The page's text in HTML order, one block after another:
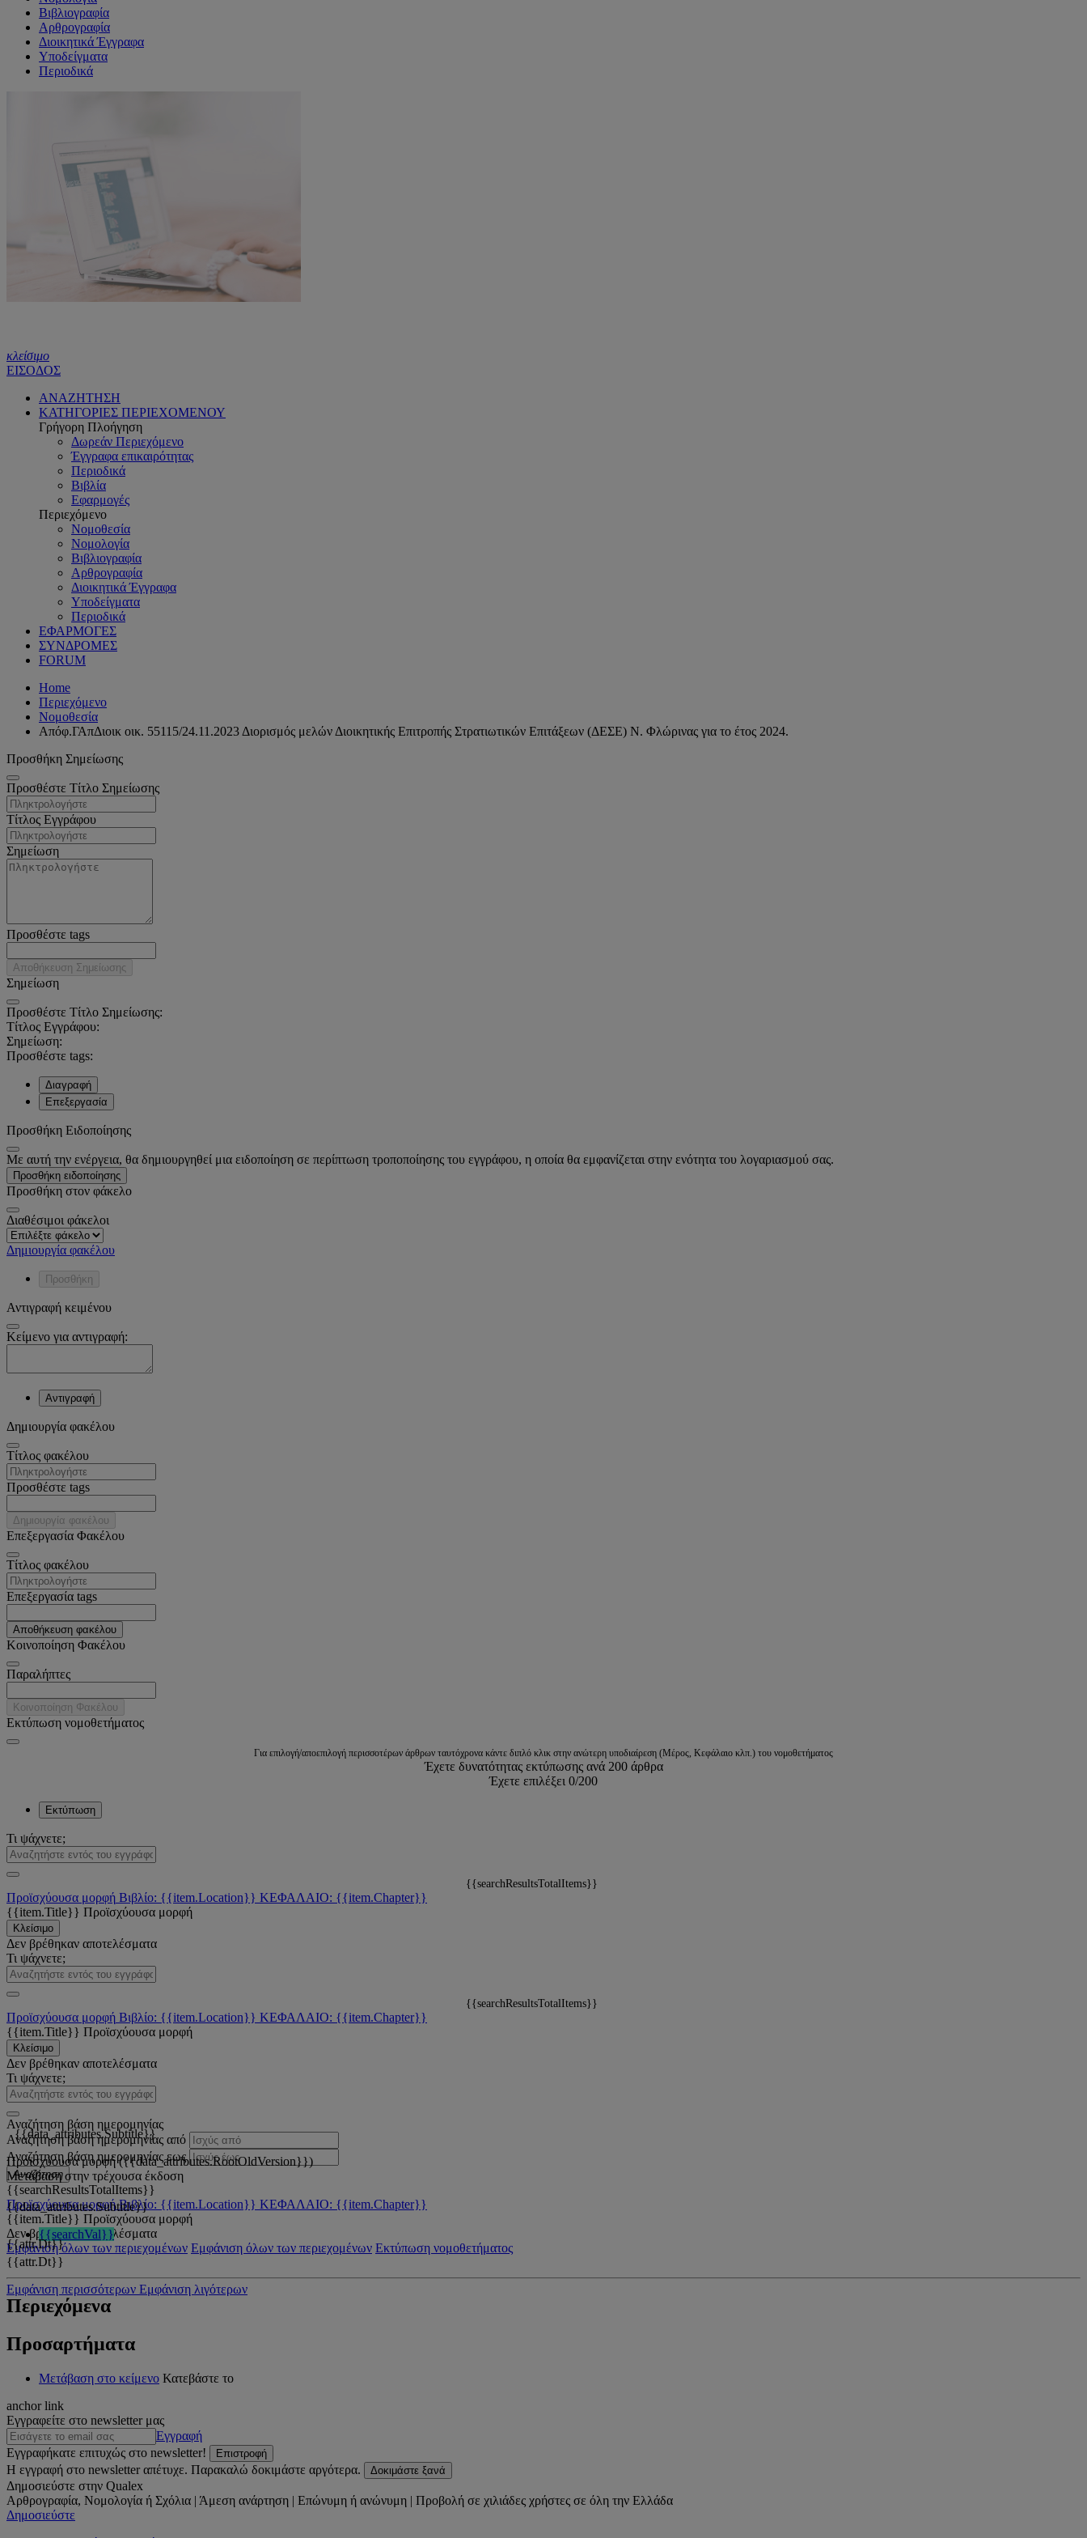
Βιβλιογραφία
Αρθρογραφία
Διοικητικά Έγγραφα
Υποδείγματα
Περιοδικά
κλείσιμο
ΕΙΣΟΔΟΣ
ΑΝΑΖΗΤΗΣΗ
ΚΑΤΗΓΟΡΙΕΣ ΠΕΡΙΕΧΟΜΕΝΟΥ
Γρήγορη Πλοήγηση
Δωρεάν Περιεχόμενο
Έγγραφα επικαιρότητας
Περιοδικά
Βιβλία
Εφαρμογές
Περιεχόμενο
Νομοθεσία
Νομολογία
Βιβλιογραφία
Αρθρογραφία
Διοικητικά Έγγραφα
Υποδείγματα
Περιοδικά
ΕΦΑΡΜΟΓΕΣ
ΣΥΝΔΡΟΜΕΣ
FORUM
Home
Περιεχόμενο
Νομοθεσία
Απόφ.ΓΑπΔιοικ οικ. 55115/24.11.2023 Διορισμός μελών Διοικητικής Επιτροπής Στρατιωτικών Επιτάξεων (ΔΕΣΕ) Ν. Φλώρινας για το έτος 2024.
Προσθήκη Σημείωσης
Προσθέστε Τίτλο Σημείωσης
Τίτλος Εγγράφου
Σημείωση
Προσθέστε tags
Αποθήκευση Σημείωσης
Σημείωση
Προσθέστε Τίτλο Σημείωσης:
Τίτλος Εγγράφου:
Σημείωση:
Προσθέστε tags:
Διαγραφή
Επεξεργασία
Προσθήκη Ειδοποίησης
Με αυτή την ενέργεια, θα δημιουργηθεί μια ειδοποίηση σε περίπτωση τροποποίησης του εγγράφου, η οποία θα εμφανίζεται στην ενότητα του λογαριασμού σας.
Προσθήκη ειδοποίησης
Προσθήκη στον φάκελο
Διαθέσιμοι φάκελοι
Δημιουργία φακέλου
Προσθήκη
Αντιγραφή κειμένου
Κείμενο για αντιγραφή:
Αντιγραφή
Δημιουργία φακέλου
Tίτλος φακέλου
Προσθέστε tags
Δημιουργία φακέλου
Επεξεργασία Φακέλου
Tίτλος φακέλου
Επεξεργασία tags
Αποθήκευση φακέλου
Κοινοποίηση Φακέλου
Παραλήπτες
Κοινοποίηση Φακέλου
Εκτύπωση νομοθετήματος
Για επιλογή/αποεπιλογή περισσοτέρων άρθρων ταυτόχρονα κάντε διπλό κλικ στην ανώτερη υποδιαίρεση (Μέρος, Κεφάλαιο κλπ.) του νομοθετήματος
Έχετε δυνατότητας εκτύπωσης ανά 200 άρθρα
Έχετε επιλέξει 0/200
Εκτύπωση
Τι ψάχνετε;
{{searchResultsTotalItems}}
Προϊσχύουσα μορφή Βιβλίο: {{item.Location}} ΚΕΦΑΛΑΙΟ: {{item.Chapter}}
{{item.Title}} Προϊσχύουσα μορφή
Κλείσιμο
Δεν βρέθηκαν αποτελέσματα
Τι ψάχνετε;
{{searchResultsTotalItems}}
Προϊσχύουσα μορφή Βιβλίο: {{item.Location}} ΚΕΦΑΛΑΙΟ: {{item.Chapter}}
{{item.Title}} Προϊσχύουσα μορφή
Κλείσιμο
Δεν βρέθηκαν αποτελέσματα
Τι ψάχνετε;
Αναζήτηση βάση ημερομηνίας
Αναζήτηση βάση ημερομηνίας από
Αναζήτηση βάση ημερομηνίας εως
Αναζήτηση
{{searchResultsTotalItems}}
Προϊσχύουσα μορφή Βιβλίο: {{item.Location}} ΚΕΦΑΛΑΙΟ: {{item.Chapter}}
{{item.Title}} Προϊσχύουσα μορφή
Δεν βρέθηκαν αποτελέσματα
Εμφάνιση όλων των περιεχομένων Εμφάνιση όλων των περιεχομένων Εκτύπωση νομοθετήματος
{{data_attributes.Subtitle}}
Προϊσχύουσα μορφή ({{data_attributes.RootOldVersion}})
Μετάβαση στην τρέχουσα έκδοση
{{data_attributes.Subtitle}}
{{searchVal}}
{{attr.Dt}}
Εμφάνιση περισσότερων Εμφάνιση λιγότερων
{{attr.Dt}}
Περιεχόμενα
Προσαρτήματα
Μετάβαση στο κείμενο Κατεβάστε το
anchor link
Εγγραφείτε στο newsletter μας
Εγγραφή
Εγγραφήκατε επιτυχώς στο newsletter!
Επιστροφή
Η εγγραφή στο newsletter απέτυχε. Παρακαλώ δοκιμάστε αργότερα. Δοκιμάστε ξανά
Δημοσιεύστε στην Qualex
Αρθρογραφία, Νομολογία ή Σχόλια | Άμεση ανάρτηση | Επώνυμη ή ανώνυμη | Προβολή σε χιλιάδες χρήστες σε όλη την Ελλάδα
Δημοσιεύστε